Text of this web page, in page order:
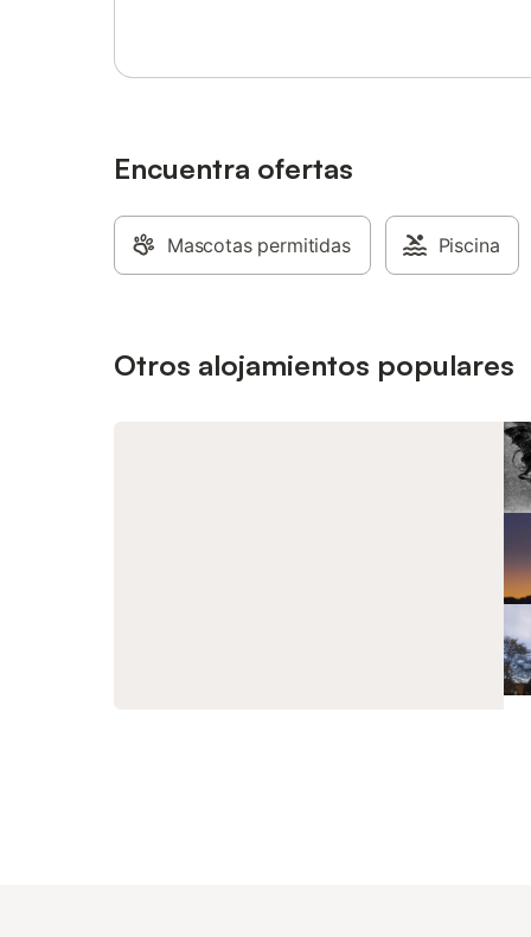
Encuentra ofertas
Mascotas permitidas Piscina
Otros alojamientos populares